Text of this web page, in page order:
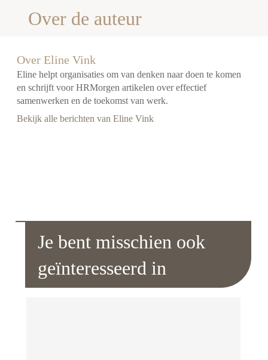
Over de auteur
Over Eline Vink
Eline helpt organisaties om van denken naar doen te komen
en schrijft voor HRMorgen artikelen over effectief
samenwerken en de toekomst van werk.
Bekijk alle berichten van Eline Vink
Je bent misschien ook
geïnteresseerd in